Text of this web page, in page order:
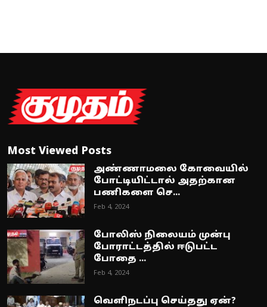
Most Viewed Posts
அண்ணாமலை கோவையில்
போட்டியிட்டால் அதற்கான
பணிகளை செ...
Feb 4, 2024
போலிஸ் நிலையம் முன்பு
போராட்டத்தில் ஈடுபட்ட
போதை ...
Feb 4, 2024
வெளிநடப்பு செய்தது ஏன்?